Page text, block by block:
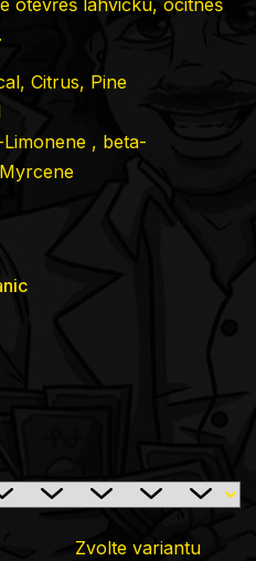
otevřeš lahvičku, ocitneš
Citrus, Pine
, beta-
Zvolte variantu